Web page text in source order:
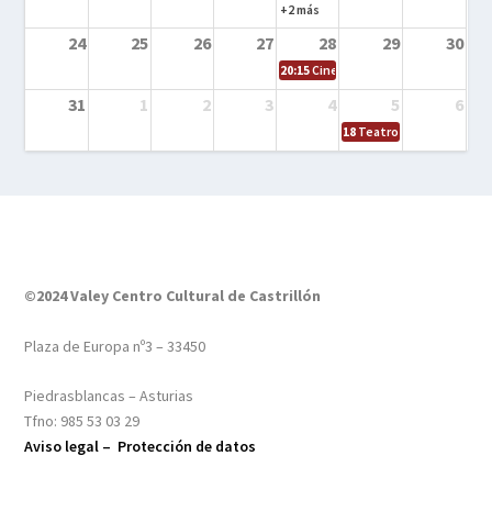
+2 más
24 25 26 27 28 29 30
20:15Cine en el calle – Tintín y el
31 1 2 3 4 5 6
18 Teatro – Tres
©2024 Valey Centro Cultural de Castrillón
Plaza de Europa nº3 – 33450
Piedrasblancas – Asturias
Tfno: 985 53 03 29
Aviso legal – Protección de datos